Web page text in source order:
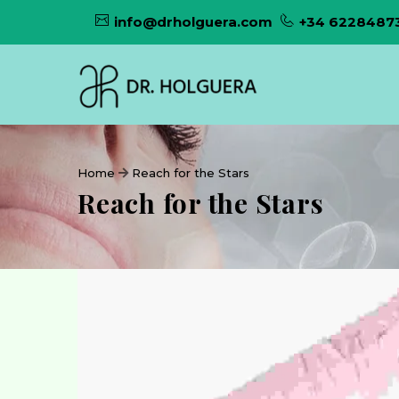
info@drholguera.com +34
Home Reach for the Stars
Reach for the Stars